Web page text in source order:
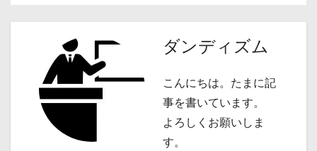
ー
ダンディズム
こんにちは。たまに記
事を書いています。
よろしくお願いしま
す。